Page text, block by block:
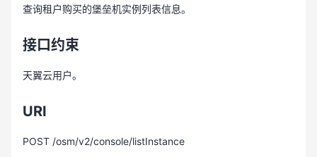
查询租户购买的堡垒机实例列表信息。
接口约束
天翼云用户。
URI
POST /osm/v2/console/listInstance